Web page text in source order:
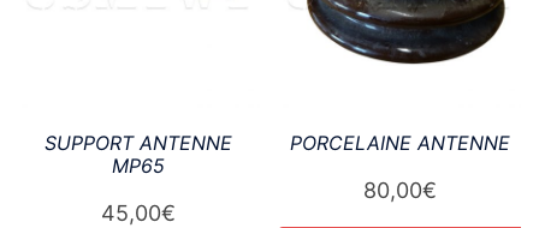
SUPPORT ANTENNE
MP65
45,00€
PORCELAINE ANTENNE
80,00€